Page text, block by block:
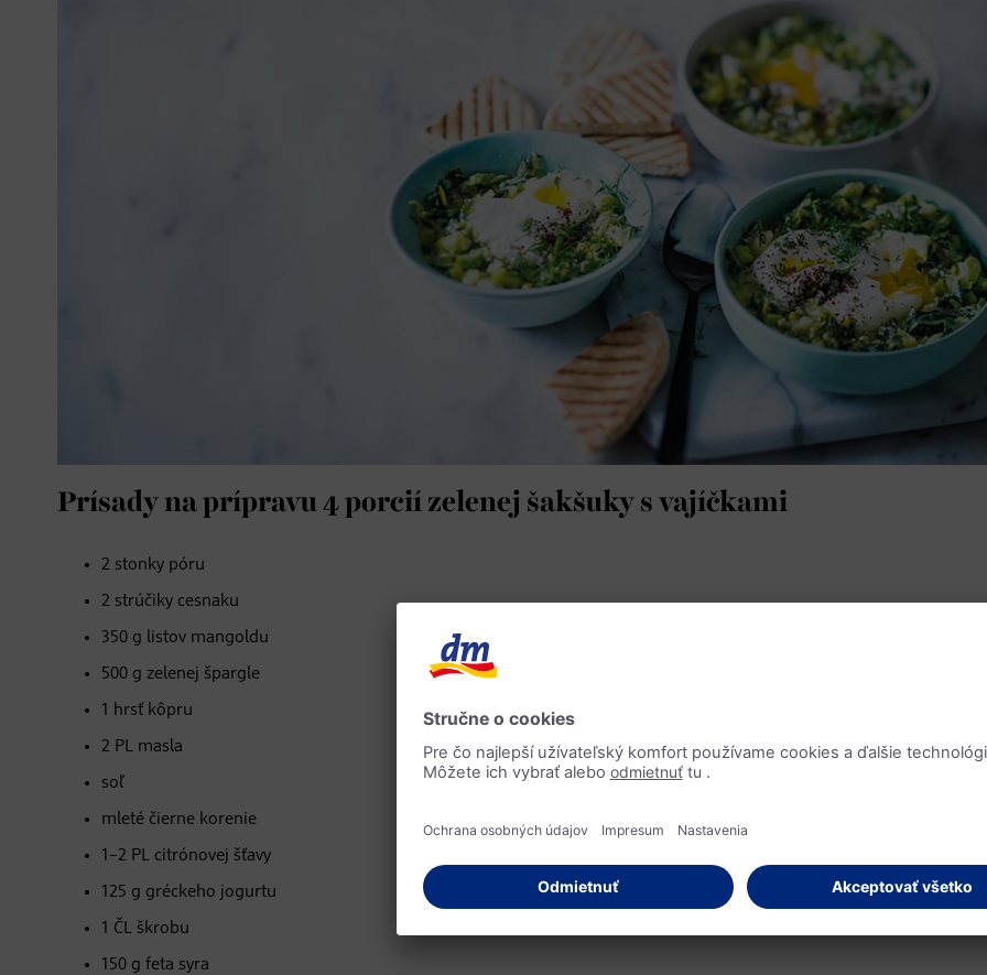
Prísady na prípravu 4 porcií zelenej šakšuky s vajíčkami
2 stonky póru
​2 strúčiky cesnaku
350 g listov mangoldu
500 g zelenej špargle
1 hrsť kôpru
2 PL masla
soľ
mleté čierne korenie
1–2 PL citrónovej šťavy
125 g gréckeho jogurtu
1 ČL škrobu
150 g feta syra